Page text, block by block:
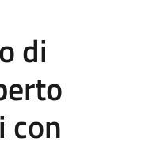
di
con